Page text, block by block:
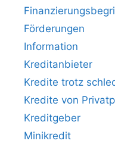
Förderungen
Information
Kreditanbieter
Kredite trotz
Kredite von
Kreditgeber
Minikredit